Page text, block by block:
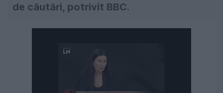
de căutări, potrivit BBC.